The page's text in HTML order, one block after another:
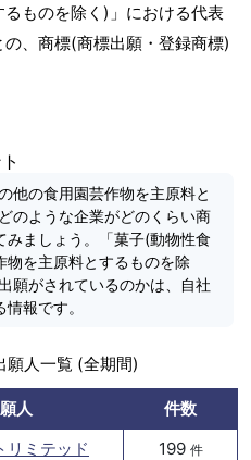
ものを除く)」における代表
、商標(商標出願・登録商標)
他の食用園芸作物を主原料と
のような企業がどのくらい商
ましょう。「菓子(動物性食
を主原料とするものを除
願がされているのかは、自社
報です。
願人一覧 (全期間)
人
件数
リミテッド
199 件